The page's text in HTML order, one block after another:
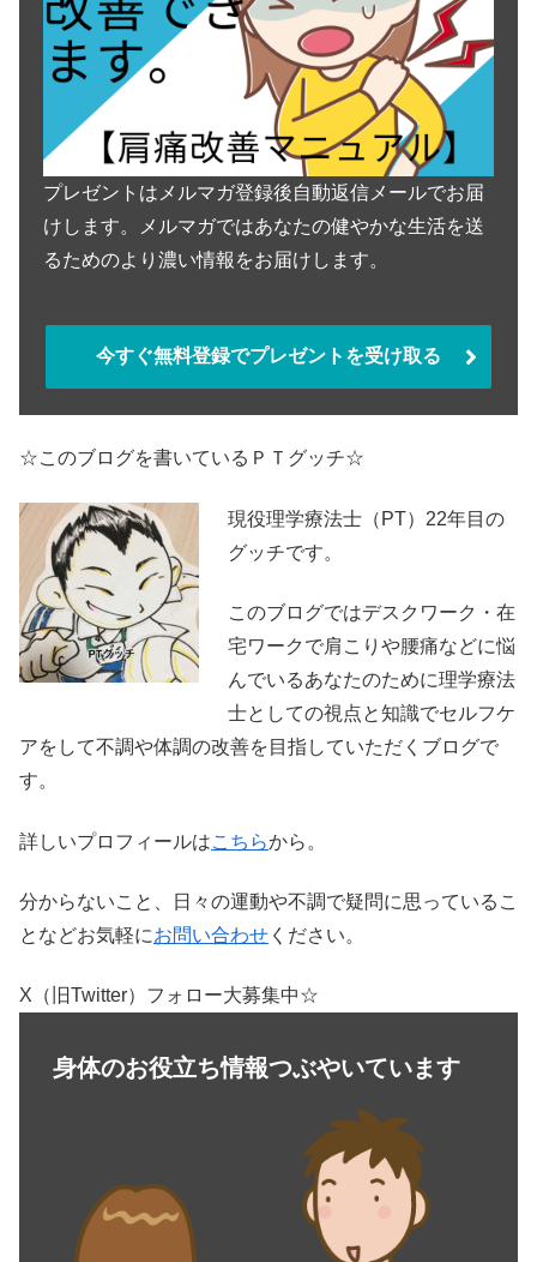
プレゼントはメルマガ登録後自動返信メールでお届
けします。メルマガではあなたの健やかな生活を送
るためのより濃い情報をお届けします。
今すぐ無料登録でプレゼントを受け取る
☆このブログを書いているＰＴグッチ☆
現役理学療法士（PT）22年目の
グッチです。
このブログではデスクワーク・在
宅ワークで肩こりや腰痛などに悩
んでいるあなたのために理学療法
士としての視点と知識でセルフケ
アをして不調や体調の改善を目指していただくブログで
す。
詳しいプロフィールはこちらから。
分からないこと、日々の運動や不調で疑問に思っているこ
となどお気軽にお問い合わせ ください。
X（旧Twitter）フォロー大募集中☆
身体のお役立ち情報つぶやいています